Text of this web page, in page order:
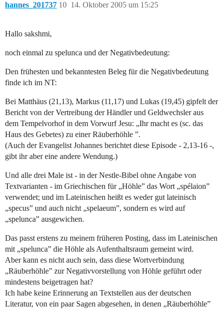
hannes_201737 14. Oktober 2005 um 15:25
10
Hallo sakshmi,
noch einmal zu spelunca und der Negativbedeutung:
Den frühesten und bekanntesten Beleg für die Negativbedeutung
finde ich im NT:
Bei Matthäus (21,13), Markus (11,17) und Lukas (19,45) gipfelt der
Bericht von der Vertreibung der Händler und Geldwechsler aus
dem Tempelvorhof in dem Vorwurf Jesu: „Ihr macht es (sc. das
Haus des Gebetes) zu einer Räuberhöhle ”.
(Auch der Evangelist Johannes berichtet diese Episode - 2,13-16 -,
gibt ihr aber eine andere Wendung.)
Und alle drei Male ist - in der Nestle-Bibel ohne Angabe von
Textvarianten - im Griechischen für „Höhle” das Wort „spélaion”
verwendet; und im Lateinischen heißt es weder gut lateinisch
„specus” und auch nicht „spelaeum”, sondern es wird auf
„spelunca” ausgewichen.
Das passt erstens zu meinem früheren Posting, dass im Lateinischen
mit „spelunca” die Höhle als Aufenthaltsraum gemeint wird.
Aber kann es nicht auch sein, dass diese Wortverbindung
„Räuberhöhle” zur Negativvorstellung von Höhle geführt oder
mindestens beigetragen hat?
Ich habe keine Erinnerung an Textstellen aus der deutschen
Literatur, von ein paar Sagen abgesehen, in denen „Räuberhöhle”